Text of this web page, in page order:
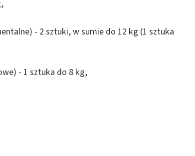
- 2 sztuki, w sumie do 12 kg (1 sztuka
- 1 sztuka do 8 kg,